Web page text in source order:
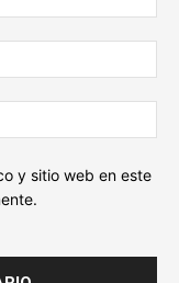
y sitio web en este